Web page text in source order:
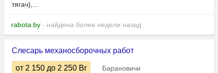
тягач),...
rabota.by - найдена более недели назад
Слесарь механосборочных работ
от 2 150 до 2 250 Br
Барановичи